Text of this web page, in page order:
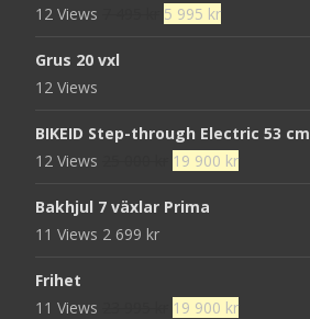
12 Views
Det
495 kr.
5 995 krDet
995 kr.
Grus 20 vxl
12 Views
BIKEID Step-through Electric 53 cm
12 Views
Det
priset
000 kr.
19 900 krDet
900 kr.
Bakhjul 7 växlar Prima
11 Views 2 699 kr
Frihet
11 Views
Det
19 900 krDet